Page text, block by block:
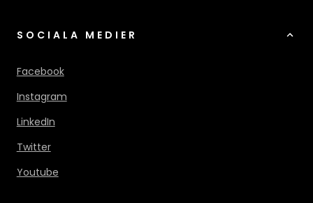
SOCIALA MEDIER
Facebook
Instagram
LinkedIn
Twitter
Youtube